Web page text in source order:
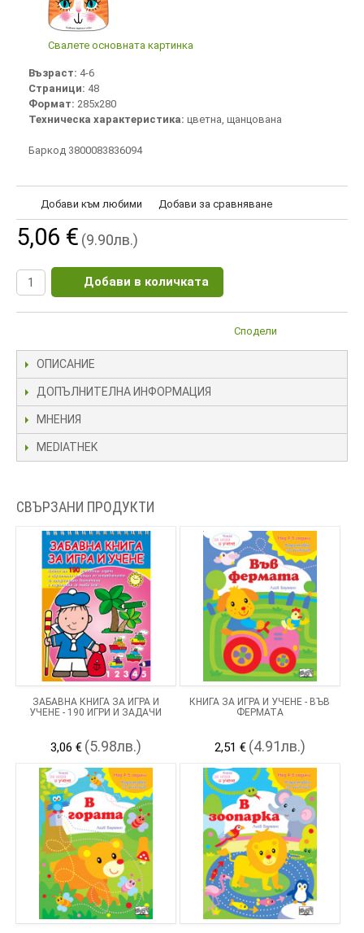
Свалете основната картинка
Възраст: 4-6
Страници: 48
Формат: 285х280
Техническа характеристика: цветна, щанцована
Баркод 3800083836094
Добави към любими Добави за сравняване
5,06 € (9.90лв.)
Добави в количката
Сподели
ОПИСАНИЕ
ДОПЪЛНИТЕЛНА ИНФОРМАЦИЯ
МНЕНИЯ
MEDIATHEK
СВЪРЗАНИ ПРОДУКТИ
ЗАБАВНА КНИГА ЗА ИГРА И
УЧЕНЕ - 190 ИГРИ И ЗАДАЧИ
3,06 € (5.98лв.)
КНИГА ЗА ИГРА И УЧЕНЕ - ВЪВ
ФЕРМАТА
2,51 € (4.91лв.)